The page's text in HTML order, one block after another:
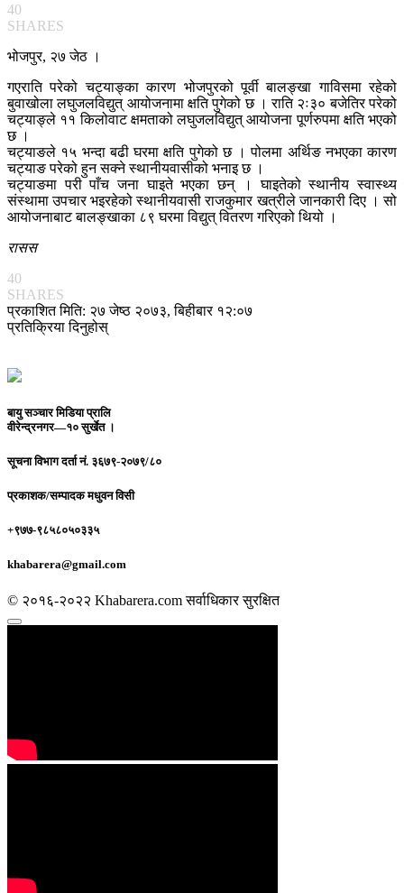
40
SHARES
भोजपुर, २७ जेठ ।
गएराति परेको चट्याङ्का कारण भोजपुरको पूर्वी बालङ्खा गाविसमा रहेको
बुवाखोला लघुजलविद्युत् आयोजनामा क्षति पुगेको छ । राति २ः३० बजेतिर परेको
चट्याङ्ले ११ किलोवाट क्षमताको लघुजलविद्युत् आयोजना पूर्णरुपमा क्षति भएको
छ ।
चट्याङले १५ भन्दा बढी घरमा क्षति पुगेको छ । पोलमा अर्थिङ नभएका कारण
चट्याङ परेको हुन सक्ने स्थानीयवासीको भनाइ छ ।
चट्याङमा परी पाँच जना घाइते भएका छन् । घाइतेको स्थानीय स्वास्थ्य
संस्थामा उपचार भइरहेको स्थानीयवासी राजकुमार खत्रीले जानकारी दिए । सो
आयोजनाबाट बालङ्खाका ८९ घरमा विद्युत् वितरण गरिएको थियो ।
रासस
40
SHARES
प्रकाशित मिति: २७ जेष्ठ २०७३, बिहीबार १२:०७
प्रतिक्रिया दिनुहोस्
बायु सञ्चार मिडिया प्रालि
वीरेन्द्रनगर—१० सुर्खेत ।
सूचना विभाग दर्ता नं. ३६७९-२०७९/८०
प्रकाशक/सम्पादकमधुवन विसी
+९७७-९८५८०५०३३५
khabarera@gmail.com
© २०१६-२०२२ Khabarera.com सर्वाधिकार सुरक्षित